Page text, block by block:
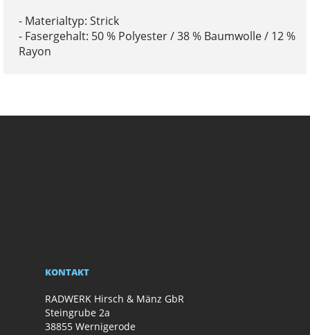
- Materialtyp: Strick
- Fasergehalt: 50 % Polyester / 38 % Baumwolle / 12 %
Rayon
KONTAKT
RADWERK Hirsch & Mänz GbR
Steingrube 2a
38855 Wernigerode